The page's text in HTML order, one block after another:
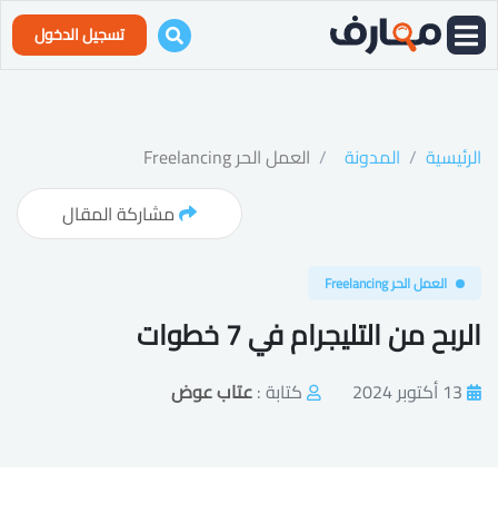
تسجيل الدخول
الرئيسية المدونة
العمل الحر Freelancing
مشاركة المقال
العمل الحر Freelancing
الربح من التليجرام في 7 خطوات
13 أكتوبر 2024 كتابة :عتاب عوض